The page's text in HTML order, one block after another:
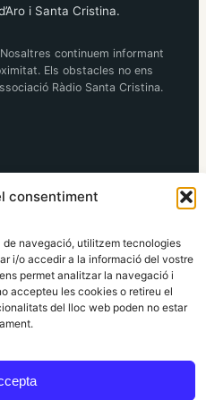
consentiment
navegació, utilitzem tecnologies
i/o accedir a la informació del vostre
permet analitzar la navegació i
accepteu les cookies o retireu el
del lloc web poden no estar
i Santa Cristina.
continuem informant
Els obstacles no ens
Ràdio Santa Cristina.